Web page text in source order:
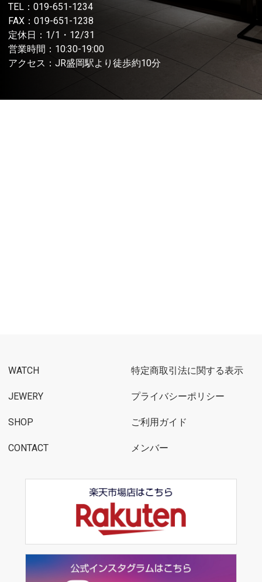
TEL： 019-651-1234
FAX：019-651-1238
定休日：1/1・12/31
営業時間：10:30-19:00
アクセス：JR盛岡駅より徒歩約10分
WATCH
JEWERY
SHOP
CONTACT
特定商取引法に関する表示
プライバシーポリシー
ご利用ガイド
メンバー